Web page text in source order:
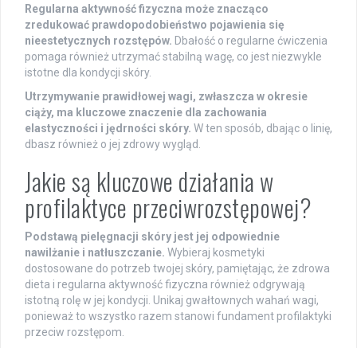
Regularna aktywność fizyczna może znacząco
zredukować prawdopodobieństwo pojawienia się
nieestetycznych rozstępów. Dbałość o regularne ćwiczenia
pomaga również utrzymać stabilną wagę, co jest niezwykle
istotne dla kondycji skóry.
Utrzymywanie prawidłowej wagi, zwłaszcza w okresie
ciąży, ma kluczowe znaczenie dla zachowania
elastyczności i jędrności skóry. W ten sposób, dbając o linię,
dbasz również o jej zdrowy wygląd.
Jakie są kluczowe działania w
profilaktyce przeciwrozstępowej?
Podstawą pielęgnacji skóry jest jej odpowiednie
nawilżanie i natłuszczanie. Wybieraj kosmetyki
dostosowane do potrzeb twojej skóry, pamiętając, że zdrowa
dieta i regularna aktywność fizyczna również odgrywają
istotną rolę w jej kondycji. Unikaj gwałtownych wahań wagi,
ponieważ to wszystko razem stanowi fundament profilaktyki
przeciw rozstępom.